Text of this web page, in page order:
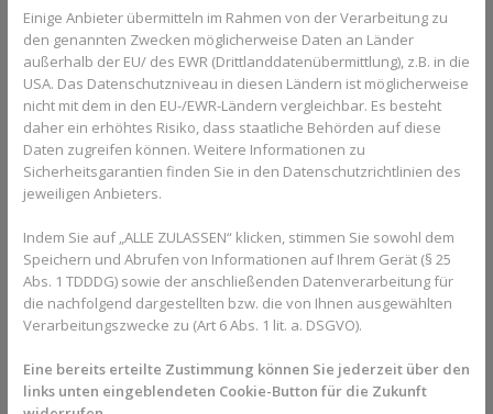
Sie haben Fragen zum Thema Gürtelrose oder
Immunsystem/Infektionen im Allgemeinen?
Gesundheits-Experten und -Expertinnen aus Ihrer
Region beraten Sie gerne. Hier gelangen Sie zur
Expertensuche.
Windpocken-Viren werden wieder
aktiv
Die Windpocken-Viren bleiben nach der Erkrankung in den
Spinalganglien entlang des Rückenmarks zurück. Die aktivierten
Viren können sich später entlang der Nervenbahnen ausbreiten
von Herpes Zoster betroffenen Stellen kommt es dann zu dem
typischen Hautausschlag. Die Erkrankung tritt meist nur bei
Einige Anbieter übermitteln im Rahmen von der Verarbeitung zu
den genannten Zwecken möglicherweise Daten an Länder
außerhalb der EU/ des EWR (Drittlanddatenübermittlung), z.B. in die
USA. Das Datenschutzniveau in diesen Ländern ist möglicherweise
nicht mit dem in den EU-/EWR-Ländern vergleichbar. Es besteht
daher ein erhöhtes Risiko, dass staatliche Behörden auf diese
Daten zugreifen können. Weitere Informationen zu
Sicherheitsgarantien finden Sie in den Datenschutzrichtlinien des
jeweiligen Anbieters.
Indem Sie auf „ALLE ZULASSEN“ klicken, stimmen Sie sowohl dem
Speichern und Abrufen von Informationen auf Ihrem Gerät (§ 25
Abs. 1 TDDDG) sowie der anschließenden Datenverarbeitung für
die nachfolgend dargestellten bzw. die von Ihnen ausgewählten
Verarbeitungszwecke zu (Art 6 Abs. 1 lit. a. DSGVO).
Eine bereits erteilte Zustimmung können Sie jederzeit über den
links unten eingeblendeten Cookie-Button für die Zukunft